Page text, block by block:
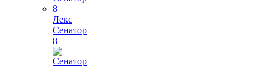
Лекс
Сенатор
8